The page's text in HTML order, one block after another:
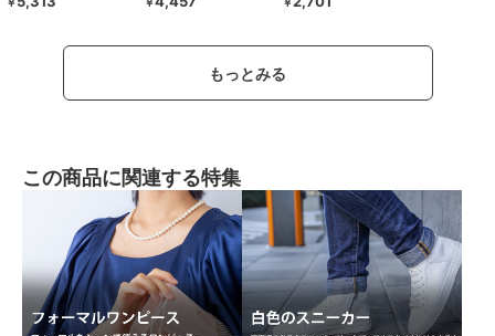
もっとみる
この商品に関連する特集